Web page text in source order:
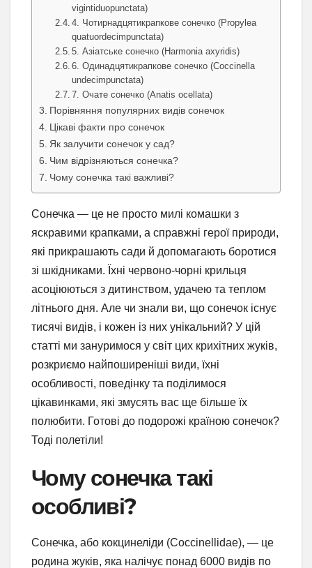
vigintiduopunctata)
4. Чотирнадцятикрапкове сонечко (Propylea
quatuordecimpunctata)
5. Азіатське сонечко (Harmonia axyridis)
6. Одинадцятикрапкове сонечко (Coccinella
undecimpunctata)
7. Очате сонечко (Anatis ocellata)
Порівняння популярних видів сонечок
Цікаві факти про сонечок
Як залучити сонечок у сад?
Чим відрізняються сонечка?
Чому сонечка такі важливі?
Сонечка — це не просто милі комашки з
яскравими крапками, а справжні герої природи,
які прикрашають сади й допомагають боротися
зі шкідниками. Їхні червоно-чорні крильця
асоціюються з дитинством, удачею та теплом
літнього дня. Але чи знали ви, що сонечок існує
тисячі видів, і кожен із них унікальний? У цій
статті ми зануримося у світ цих крихітних жуків,
розкриємо найпоширеніші види, їхні
особливості, поведінку та поділимося
цікавинками, які змусять вас ще більше їх
полюбити. Готові до подорожі країною сонечок?
Тоді полетіли!
Чому сонечка такі
особливі?
Сонечка, або кокцинеліди (Coccinellidae), — це
родина жуків, яка налічує понад 6000 видів по